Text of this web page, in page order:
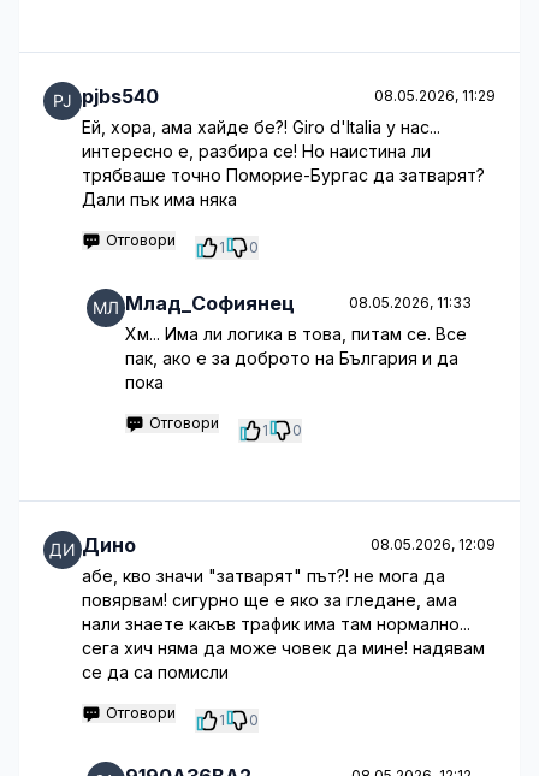
pjbs540 08.05.2026, 11:29
Ей, хора, ама хайде бе?! Giro d'Italia у нас...
интересно е, разбира се! Но наистина ли
трябваше точно Поморие-Бургас да затварят?
Дали пък има няка
Отговори 1 0
Млад_Софиянец 08.05.2026, 11:33
Хм... Има ли логика в това, питам се. Все
пак, ако е за доброто на България и да
пока
Отговори 1 0
Дино 08.05.2026, 12:09
абе, кво значи "затварят" път?! не мога да
повярвам! сигурно ще е яко за гледане, ама
нали знаете какъв трафик има там нормално...
сега хич няма да може човек да мине! надявам
се да са помисли
Отговори 1 0